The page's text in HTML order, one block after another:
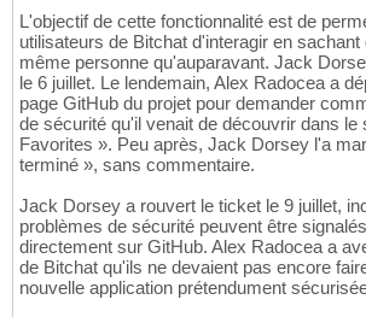
L'objectif de cette fonctionnalité est de
utilisateurs de Bitchat d'interagir en sachant
même personne qu'auparavant. Jack
le 6 juillet. Le lendemain, Alex Radocea a
page GitHub du projet pour demander
de sécurité qu'il venait de découvrir dans
Favorites ». Peu après, Jack Dorsey l'a
terminé », sans commentaire.
Jack Dorsey a rouvert le ticket le 9 juillet,
problèmes de sécurité peuvent être
directement sur GitHub. Alex Radocea a
de Bitchat qu'ils ne devaient pas encore
nouvelle application prétendument